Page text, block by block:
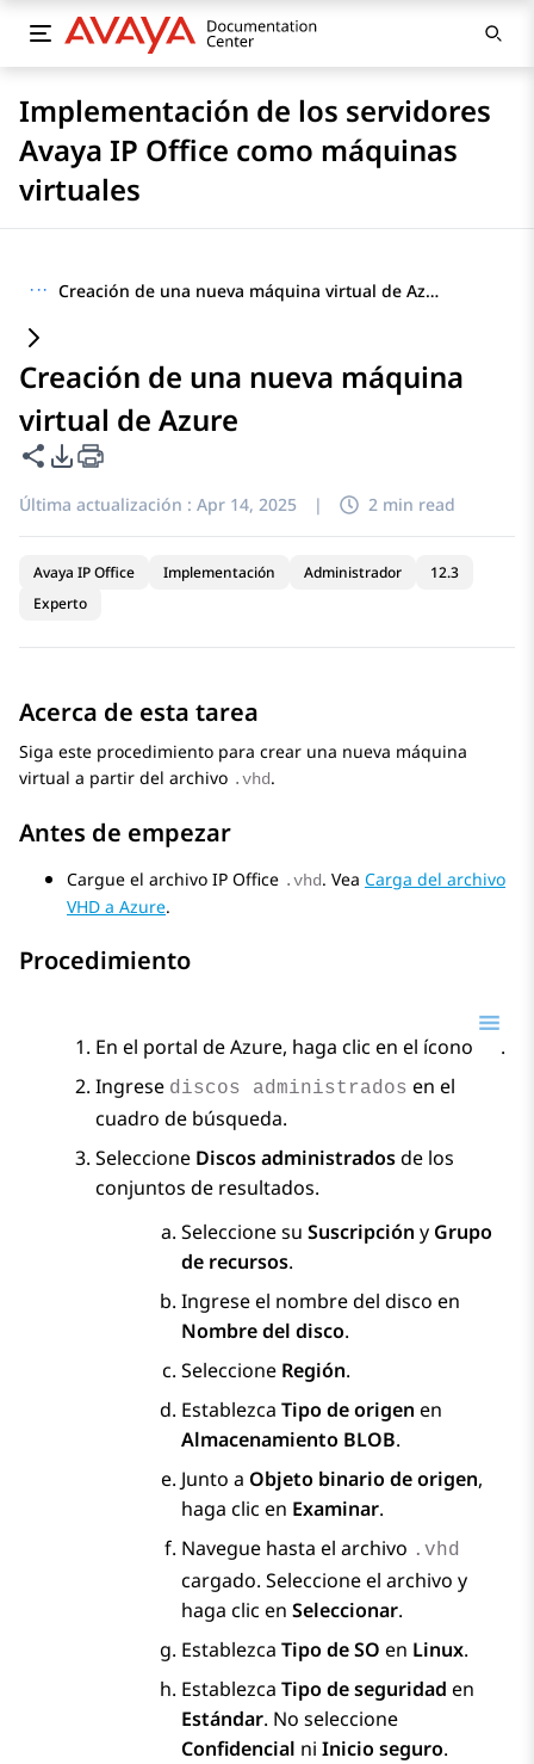
Implementación de los servidores
Avaya IP Office como máquinas
virtuales
··· Creación de una nueva máquina virtual de Azure
Creación de una nueva máquina
virtual de Azure
Compartir esta página
Opciones de exportación de PDF
Última actualización : Apr 14, 2025 | 2 min read
Avaya IP Office Implementación Administrador
12.3
Experto
Acerca de esta tarea
Siga este procedimiento para crear una nueva máquina
virtual a partir del archivo .vhd.
Antes de empezar
Cargue el archivo IP Office .vhd. Vea Carga del archivo
VHD a Azure.
Procedimiento
En el portal de Azure, haga clic en el ícono
.
Ingrese discos administrados en el
cuadro de búsqueda.
Seleccione Discos administradosde los
conjuntos de resultados.
Seleccione su Suscripción y Grupo
de recursos.
Ingrese el nombre del disco en
Nombre del disco.
Seleccione Región.
Establezca Tipo de origen en
Almacenamiento BLOB.
Junto a Objeto binario de origen,
haga clic en Examinar.
Navegue hasta el archivo .vhd
cargado. Seleccione el archivo y
haga clic en Seleccionar.
Establezca Tipo de SO en Linux.
Establezca Tipo de seguridad en
Estándar. No seleccione
Confidencial ni Inicio seguro.